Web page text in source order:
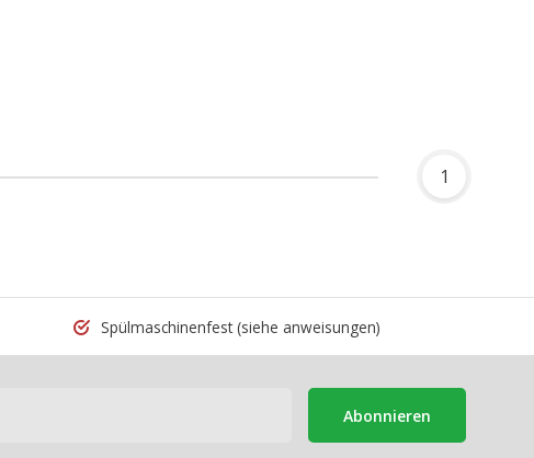
1
Spülmaschinenfest(siehe anweisungen)
Abonnieren